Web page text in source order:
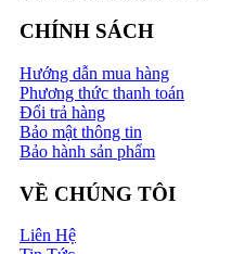
CHÍNH SÁCH
Hướng dẫn mua hàng
Phương thức thanh toán
Đổi trả hàng
Bảo mật thông tin
Bảo hành sản phẩm
VỀ CHÚNG TÔI
Liên Hệ